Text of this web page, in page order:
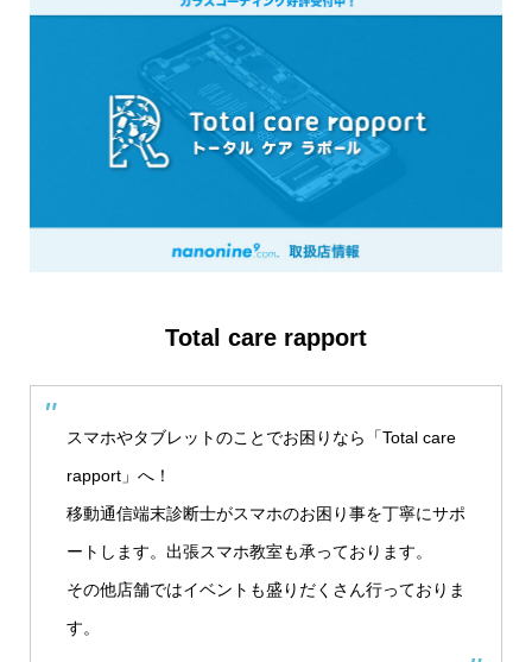
Total care rapport
スマホやタブレットのことでお困りなら「Total care
rapport」へ！
移動通信端末診断士がスマホのお困り事を丁寧にサポ
ートします。出張スマホ教室も承っております。
その他店舗ではイベントも盛りだくさん行っておりま
す。